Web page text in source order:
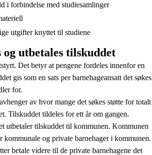
i forbindelse med studiesamlinger
utgifter knyttet til studiene
og utbetales tilskuddet
Det betyr at pengene fordeles innenfor en
gis som en sats per barnehageansatt det søkes
for.
av hvor mange det søkes støtte for totalt
Tilskuddet tildeles for ett år om gangen.
utbetaler tilskuddet til kommunen. Kommunen
kommunale og private barnehager i kommunen.
betale videre til de private barnehagene det